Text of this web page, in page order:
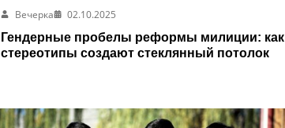
Вечерка
02.10.2025
Гендерные пробелы реформы милиции: как
стереотипы создают стеклянный потолок